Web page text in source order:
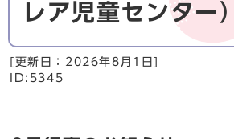
レア児童センター）
[更新日： 2026年8月1日
ID:5345